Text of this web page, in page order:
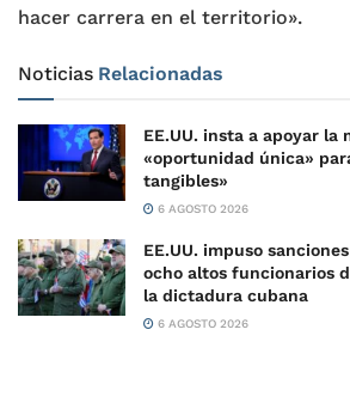
hacer carrera en el territorio».
Noticias Relacionadas
EE.UU. insta a apoyar la
«oportunidad única»
tangibles»
6 AGOSTO 2026
EE.UU. impuso
ocho altos funcionarios
la dictadura cubana
6 AGOSTO 2026